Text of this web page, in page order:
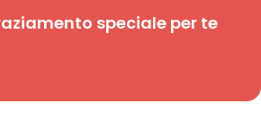
speciale per te